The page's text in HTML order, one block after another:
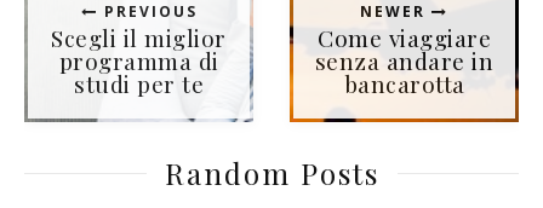
PREVIOUS
Scegli il miglior
programma di
studi per te
NEWER
Come viaggiare
senza andare in
bancarotta
Random Posts